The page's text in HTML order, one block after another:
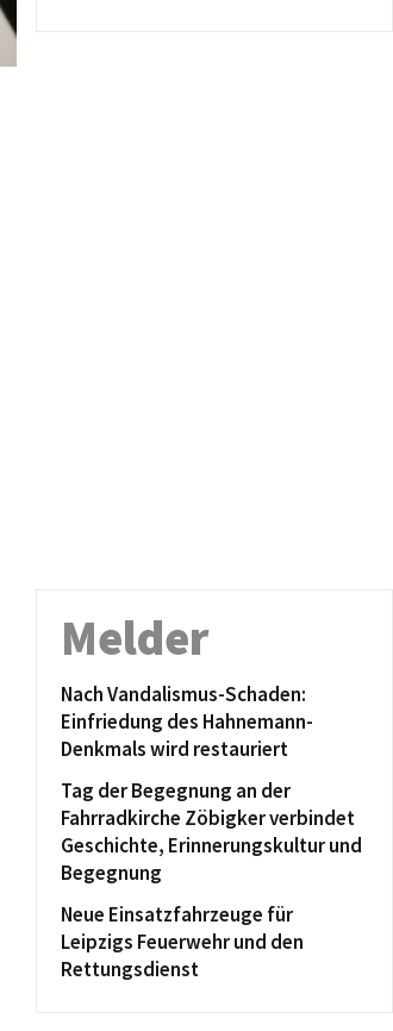
Melder
Nach Vandalismus-Schaden:
Einfriedung des Hahnemann-
Denkmals wird restauriert
Tag der Begegnung an der
Fahrradkirche Zöbigker verbindet
Geschichte, Erinnerungskultur und
Begegnung
Neue Einsatzfahrzeuge für
Leipzigs Feuerwehr und den
Rettungsdienst